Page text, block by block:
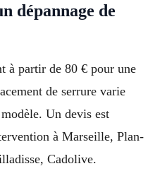
dépannage de
à partir de 80 € pour une
de serrure varie
Un devis est
à Marseille, Plan-
Cadolive.